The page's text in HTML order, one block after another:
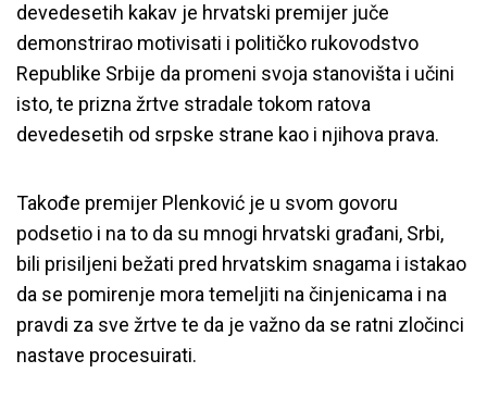
devedesetih kakav je hrvatski premijer juče
demonstrirao motivisati i političko rukovodstvo
Republike Srbije da promeni svoja stanovišta i učini
isto, te prizna žrtve stradale tokom ratova
devedesetih od srpske strane kao i njihova prava.
Takođe premijer Plenković je u svom govoru
podsetio i na to da su mnogi hrvatski građani, Srbi,
bili prisiljeni bežati pred hrvatskim snagama i istakao
da se pomirenje mora temeljiti na činjenicama i na
pravdi za sve žrtve te da je važno da se ratni zločinci
nastave procesuirati.